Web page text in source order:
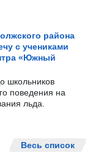
района
с учениками
«Южный
школьников
поведения на
льда.
Весь список